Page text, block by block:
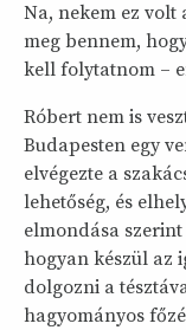
Na, nekem ez volt
meg bennem,
kell folytatnom –
Róbert nem is
Budapesten egy
elvégezte a
lehetőség, és
elmondása
hogyan készül az
dolgozni a
hagyományos